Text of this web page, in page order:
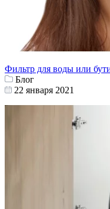
Фильтр для воды или
Блог
22 января 2021